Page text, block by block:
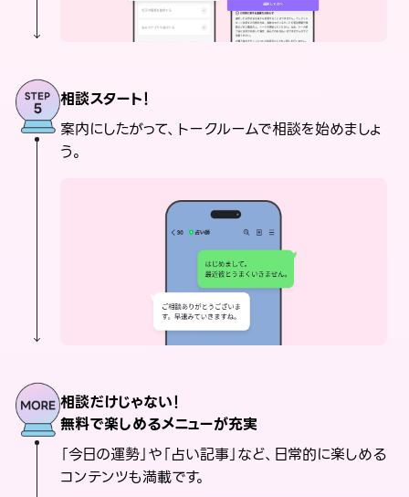
相談スタート！
案内にしたがって、トークルームで相談を始めましょ
う。
相談だけじゃない！
無料で楽しめるメニューが充実
「今日の運勢」や「占い記事」など、日常的に楽しめる
コンテンツも満載です。